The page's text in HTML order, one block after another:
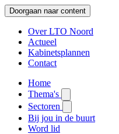
Doorgaan naar content
Over LTO Noord
Actueel
Kabinetsplannen
Contact
Home
Thema's
Sectoren
Bij jou in de buurt
Word lid